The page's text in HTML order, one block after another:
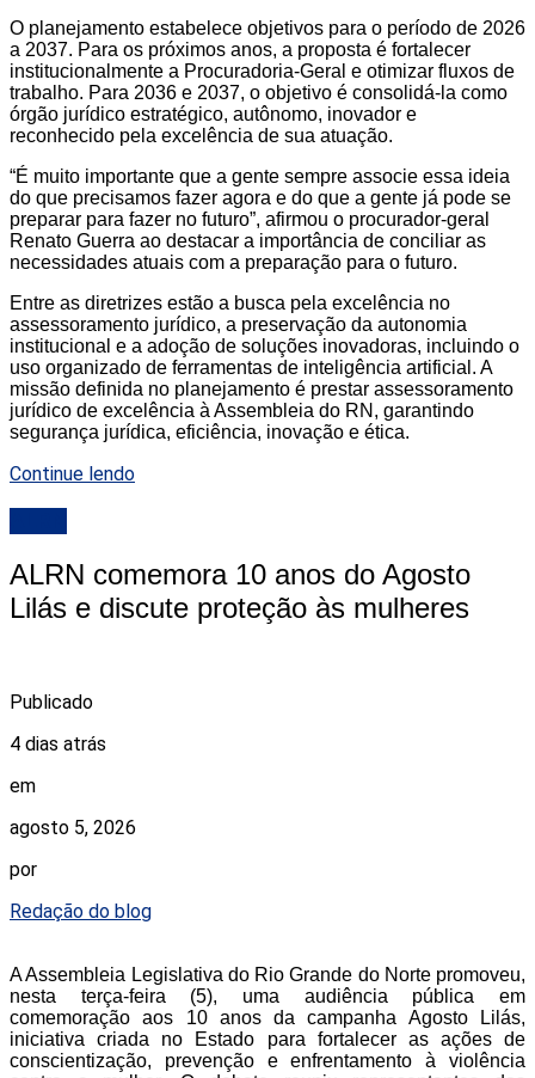
O planejamento estabelece objetivos para o período de 2026
a 2037. Para os próximos anos, a proposta é fortalecer
institucionalmente a Procuradoria-Geral e otimizar fluxos de
trabalho. Para 2036 e 2037, o objetivo é consolidá-la como
órgão jurídico estratégico, autônomo, inovador e
reconhecido pela excelência de sua atuação.
“É muito importante que a gente sempre associe essa ideia
do que precisamos fazer agora e do que a gente já pode se
preparar para fazer no futuro”, afirmou o procurador-geral
Renato Guerra ao destacar a importância de conciliar as
necessidades atuais com a preparação para o futuro.
Entre as diretrizes estão a busca pela excelência no
assessoramento jurídico, a preservação da autonomia
institucional e a adoção de soluções inovadoras, incluindo o
uso organizado de ferramentas de inteligência artificial. A
missão definida no planejamento é prestar assessoramento
jurídico de excelência à Assembleia do RN, garantindo
segurança jurídica, eficiência, inovação e ética.
Continue lendo
ALRN comemora 10 anos do Agosto
Lilás e discute proteção às mulheres
Publicado
4 dias atrás
em
agosto 5, 2026
por
Redação do blog
A Assembleia Legislativa do Rio Grande do Norte promoveu,
nesta terça-feira (5), uma audiência pública em
comemoração aos 10 anos da campanha Agosto Lilás,
iniciativa criada no Estado para fortalecer as ações de
conscientização, prevenção e enfrentamento à violência